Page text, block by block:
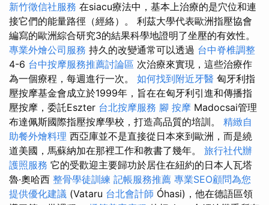
新竹徵信社服務 在siacu療法中，基本上治療的是穴位和連
接它們的能量路徑（經絡）。 利茲大學代表歐洲指壓協會
編寫的歐洲綜合研究3的結果科學地證明了坐壓的有效性。
專業外燴公司服務 持久的改變通常可以透過 台中脊椎調整
4-6 台中按摩服務推薦討論區 次治療來實現，這些治療作
為一個療程，每週進行一次。 如何找到附近牙醫 匈牙利指
壓按摩基金會成立於1999年，旨在在匈牙利引進和傳播指
壓按摩，委託Eszter 台北按摩服務 腳 按摩 Madocsai管理
布達佩斯國際指壓按摩學校，打造高品質的培訓。 精緻自
助餐外燴料理 西亞庫並不是直接從日本來到歐洲，而是繞
道美國，馬蘇納加在那裡工作和教書了幾年。 旅行社代辦
護照服務 它的受歡迎主要歸功於居住在紐約的日本人瓦塔
魯·奧哈西 整骨學徒訓練 記帳服務推薦 專業SEO顧問為您
提供優化建議 (Vataru 台北會計師 Óhasi)，他在德語區領